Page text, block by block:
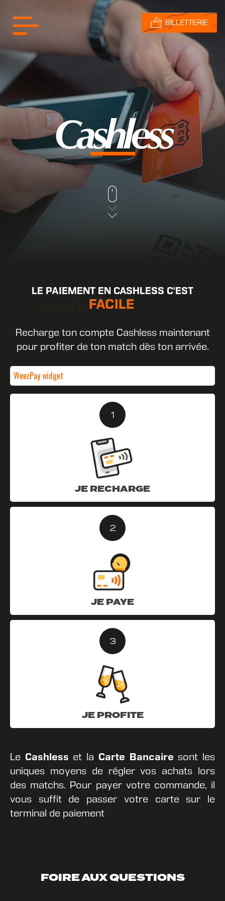
Cashless
LE PAIEMENT EN CASHLESS C'EST
RAPIDE
Recharge ton compte Cashless maintenant
pour profiter de ton match dès ton arrivée.
WeezPay widget
1
JE RECHARGE
2
JE PAYE
3
JE PROFITE
Le Cashless et la Carte Bancaire sont les
uniques moyens de régler vos achats lors
des matchs. Pour payer votre commande, il
vous suffit de passer votre carte sur le
terminal de paiement
FOIRE AUX QUESTIONS
BILLETTERIE